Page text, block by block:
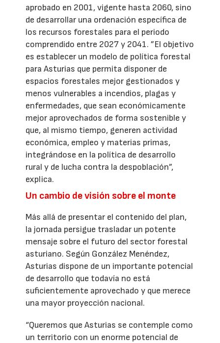
aprobado en 2001, vigente hasta 2060, sino
de desarrollar una ordenación específica de
los recursos forestales para el periodo
comprendido entre 2027 y 2041. ”El objetivo
es establecer un modelo de política forestal
para Asturias que permita disponer de
espacios forestales mejor gestionados y
menos vulnerables a incendios, plagas y
enfermedades, que sean económicamente
mejor aprovechados de forma sostenible y
que, al mismo tiempo, generen actividad
económica, empleo y materias primas,
integrándose en la política de desarrollo
rural y de lucha contra la despoblación”,
explica.
Un cambio de visión sobre el monte
Más allá de presentar el contenido del plan,
la jornada persigue trasladar un potente
mensaje sobre el futuro del sector forestal
asturiano. Según González Menéndez,
Asturias dispone de un importante potencial
de desarrollo que todavía no está
suficientemente aprovechado y que merece
una mayor proyección nacional.
“Queremos que Asturias se contemple como
un territorio con un enorme potencial de